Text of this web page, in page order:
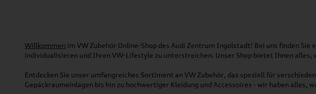
Willkommen im VW Zubehör Online-Shop des Audi Zentrum Ingolstadt! Bei uns finden
individualisieren und Ihren VW-Lifestyle zu unterstreichen. Unser Shop bietet Ihnen
Entdecken Sie unser umfangreiches Sortiment an VW Zubehör, das speziell für
Gepäckraumeinlagen bis hin zu hochwertiger Kleidung und Accessoires - wir haben alles,